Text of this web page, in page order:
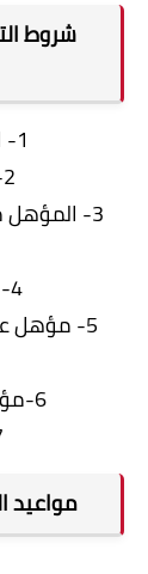
شروط
1- الا يزيد سن المتقدم عن 40 عام
2- مستوى المؤهل مؤهل عال
3-
4- مؤهل عال تربية (معلم فصل)
5- مؤهل
6-مؤهل عال تربية نوعية(معلم فصل)
7-
مواعيد